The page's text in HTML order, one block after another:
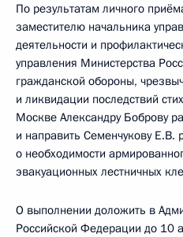
По результатам личного
заместителю начальника
деятельности и
управления Министерства
гражданской обороны,
и ликвидации последствий
Москве Александру Боброву
и направить Семенчукову Е.В.
о необходимости
эвакуационных лестничных
О выполнении доложить в
Российской Федерации до 10